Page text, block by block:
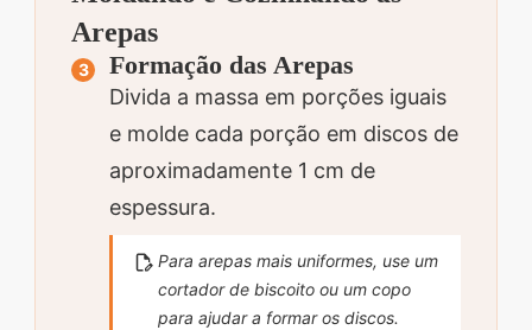
Arepas
Formação das Arepas
Divida a massa em porções iguais
e molde cada porção em discos de
aproximadamente 1 cm de
espessura.
Para arepas mais uniformes, use um
cortador de biscoito ou um copo
para ajudar a formar os discos.